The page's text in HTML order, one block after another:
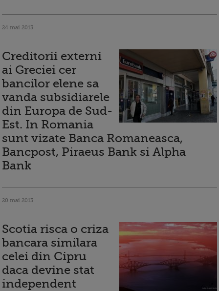
24 mai 2013
Creditorii externi
ai Greciei cer
bancilor elene sa
vanda subsidiarele
din Europa de Sud-
Est. In Romania
sunt vizate Banca Romaneasca,
Bancpost, Piraeus Bank si Alpha
Bank
20 mai 2013
Scotia risca o criza
bancara similara
celei din Cipru
daca devine stat
independent